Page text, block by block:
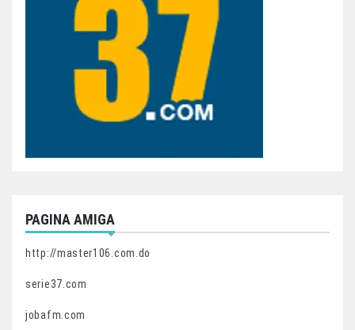
PAGINA AMIGA
http://master106.com.do
serie37.com
jobafm.com